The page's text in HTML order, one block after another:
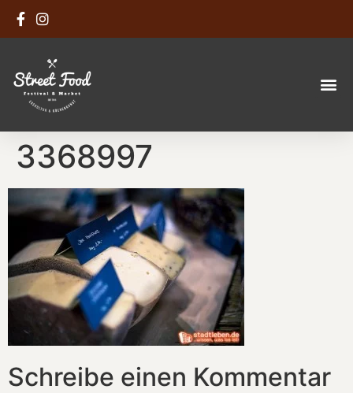
3368997
Schreibe einen Kommentar